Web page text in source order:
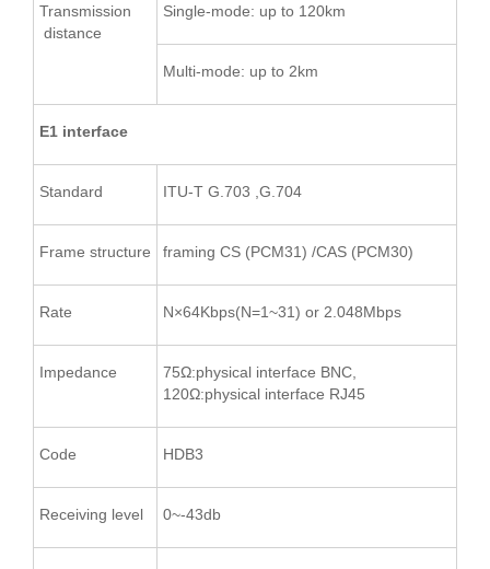
Transmission
distance
Single-mode: up to 120km
Multi-mode: up to 2km
E1 interface
Standard ITU-T G.703 ,G.704
Frame structure framing CS (PCM31) /CAS (PCM30)
Rate N×64Kbps(N=1~31) or 2.048Mbps
Impedance
75Ω:physical interface BNC,
120Ω:physical interface RJ45
Code HDB3
Receiving level 0~-43db